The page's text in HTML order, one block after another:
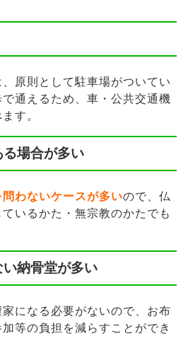
原則として駐車場がついてい
通えるため、車・公共交通機
す。
場合が多い
わないケースが多いので、仏
いるかた・無宗教のかたでも
納骨堂が多い
になる必要がないので、お布
等の負担を減らすことができ